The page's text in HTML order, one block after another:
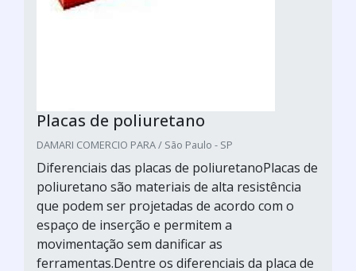
Placas de poliuretano
DAMARI COMERCIO PARA / São Paulo - SP
Diferenciais das placas de poliuretanoPlacas de
poliuretano são materiais de alta resistência
que podem ser projetadas de acordo com o
espaço de inserção e permitem a
movimentação sem danificar as
ferramentas.Dentre os diferenciais da placa de